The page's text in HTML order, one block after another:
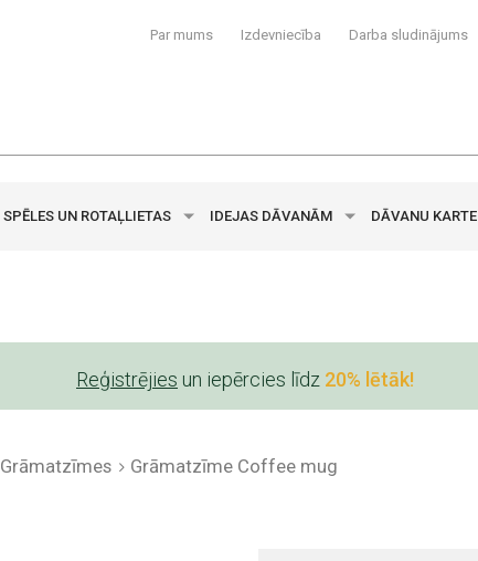
Par mums Izdevniecība Darba sludinājums
SPĒLES UN ROTAĻLIETAS IDEJAS DĀVANĀM DĀVANU KARTE
Reģistrējies un iepērcies līdz 20% lētāk!
Grāmatzīmes Grāmatzīme Coffee mug